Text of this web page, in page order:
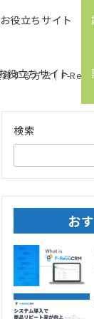
役立ちサイト
お役立ちサイト
する方法｜F-
検索
お